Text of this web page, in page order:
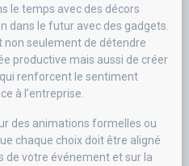
le temps avec des décors
dans le futur avec des gadgets.
seulement de détendre
productive mais aussi de créer
renforcent le sentiment
à l’entreprise.
des animations formelles ou
chaque choix doit être aligné
de votre événement et sur la